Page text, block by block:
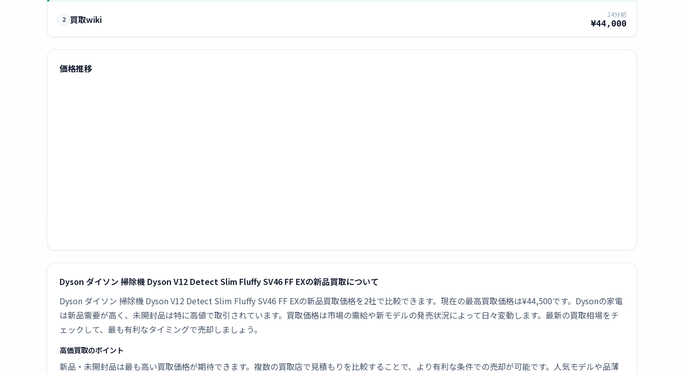
2 買取wiki 24分前
¥44,000
価格推移
Dyson ダイソン 掃除機 Dyson V12 Detect Slim Fluffy SV46 FF EXの新品買取について
Dyson ダイソン 掃除機 Dyson V12 Detect Slim Fluffy SV46 FF EXの新品買取価格を2社で比較できます。現在の最高買取価格は¥44,500です。Dysonの家電
は新品需要が高く、未開封品は特に高値で取引されています。買取価格は市場の需給や新モデルの発売状況によって日々変動します。最新の買取相場をチ
ェックして、最も有利なタイミングで売却しましょう。
高価買取のポイント
新品・未開封品は最も高い買取価格が期待できます。複数の買取店で見積もりを比較することで、より有利な条件での売却が可能です。人気モデルや品薄